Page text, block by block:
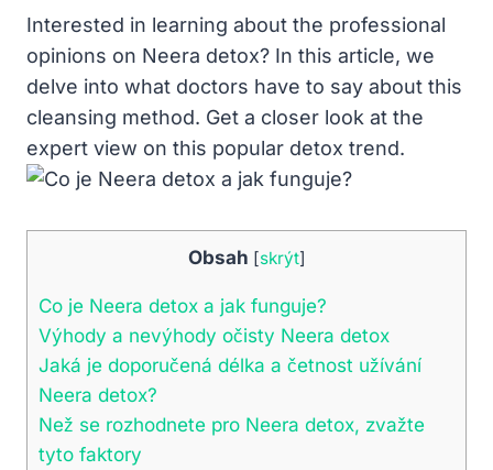
Interested in learning about the professional
opinions on Neera detox? In this article, we
delve into what doctors have to say about this
cleansing method. Get a closer look at the
expert view on this popular detox trend.
Obsah [skrýt]
Co je Neera detox a jak funguje?
Výhody a nevýhody očisty Neera detox
Jaká je doporučená délka a četnost užívání
Neera detox?
Než se rozhodnete pro Neera detox, zvažte
tyto faktory